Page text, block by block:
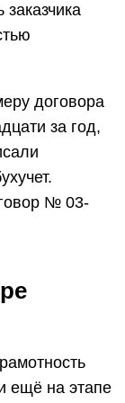
договора
за год,
№ 03-
ещё на этапе